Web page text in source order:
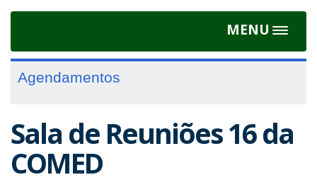
MENU
Toggle
Agendamentos
Sala de Reuniões 16 da
COMED